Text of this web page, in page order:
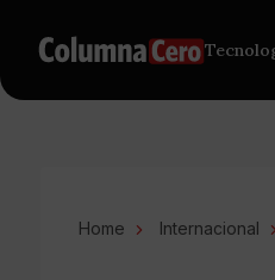
Home Internacional